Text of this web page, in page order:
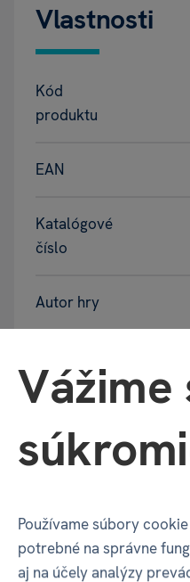
Vlastnosti
Kód
produktu
EAN
Katalógové
číslo
Autor hry
Herné
Jazyk hry
Vážime
Používame súbory
potrebné na správne
aj na účely analýzy